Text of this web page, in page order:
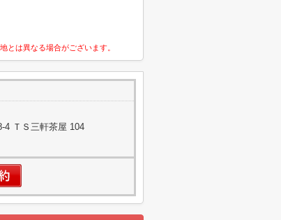
とは異なる場合がございます。
4 ＴＳ三軒茶屋 104